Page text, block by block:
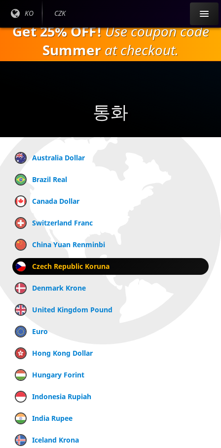
내
으
현재
:
KO
현재
CZK
Get 25% OFF!Use coupon code
Summer at checkout.
통화
Australia Dollar
Brazil Real
Canada Dollar
Switzerland Franc
China Yuan Renminbi
Czech Republic Koruna
Denmark Krone
United Kingdom Pound
Euro
Hong Kong Dollar
Hungary Forint
Indonesia Rupiah
India Rupee
Iceland Krona